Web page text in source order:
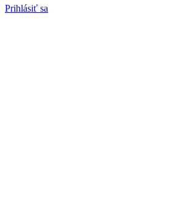
Prihlásiť sa